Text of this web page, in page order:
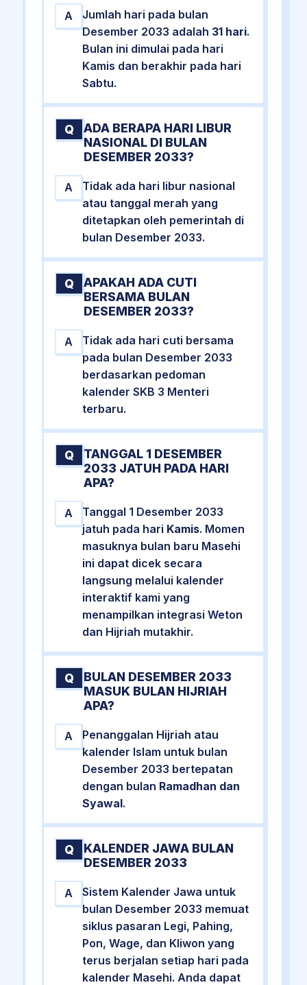
A
Jumlah hari pada bulan
Desember 2033 adalah 31 hari.
Bulan ini dimulai pada hari
Kamis dan berakhir pada hari
Sabtu.
Q
ADA BERAPA HARI LIBUR
NASIONAL DI BULAN
DESEMBER 2033?
A
Tidak ada hari libur nasional
atau tanggal merah yang
ditetapkan oleh pemerintah di
bulan Desember 2033.
Q
APAKAH ADA CUTI
BERSAMA BULAN
DESEMBER 2033?
A
Tidak ada hari cuti bersama
pada bulan Desember 2033
berdasarkan pedoman
kalender SKB 3 Menteri
terbaru.
Q
TANGGAL 1 DESEMBER
2033 JATUH PADA HARI
APA?
A
Tanggal 1 Desember 2033
jatuh pada hari Kamis. Momen
masuknya bulan baru Masehi
ini dapat dicek secara
langsung melalui kalender
interaktif kami yang
menampilkan integrasi Weton
dan Hijriah mutakhir.
Q
BULAN DESEMBER 2033
MASUK BULAN HIJRIAH
APA?
A
Penanggalan Hijriah atau
kalender Islam untuk bulan
Desember 2033 bertepatan
dengan bulan Ramadhan dan
Syawal.
Q
KALENDER JAWA BULAN
DESEMBER 2033
A
Sistem Kalender Jawa untuk
bulan Desember 2033 memuat
siklus pasaran Legi, Pahing,
Pon, Wage, dan Kliwon yang
terus berjalan setiap hari pada
kalender Masehi. Anda dapat